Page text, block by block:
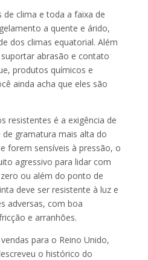
clima e toda a faixa de
a quente e árido,
dos climas equatorial. Além
abrasão e contato
produtos químicos e
ainda acha que eles são
resistentes é a exigência de
gramatura mais alta do
forem sensíveis à pressão, o
agressivo para lidar com
ou além do ponto de
deve ser resistente à luz e
adversas, com boa
e arranhões.
para o Reino Unido,
o histórico do